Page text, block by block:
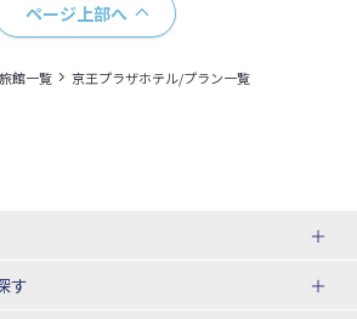
ページ上部へ
館一覧 京王プラザホテル/プラン一覧
す